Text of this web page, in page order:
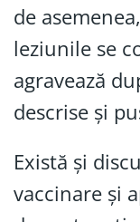
de
leziunile se
agravează
descrise și
Există și
vaccinare și